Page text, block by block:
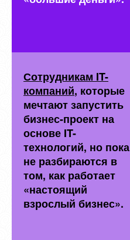
Сотрудникам IT-
компаний, которые
мечтают запустить
бизнес-проект на
основе IT-
технологий, но пока
не разбираются в
том, как работает
«настоящий
взрослый бизнес».